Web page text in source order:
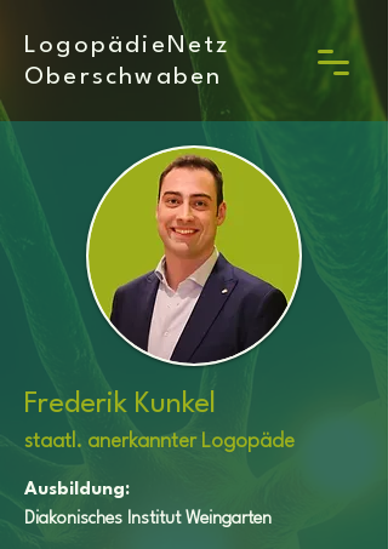
LogopädieNetz
Oberschwaben
Frederik Kunkel
staatl. anerkannter Logopäde
Ausbildung:
Diakonisches Institut Weingarten